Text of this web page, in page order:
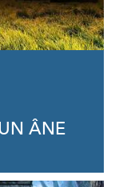
ÂNE